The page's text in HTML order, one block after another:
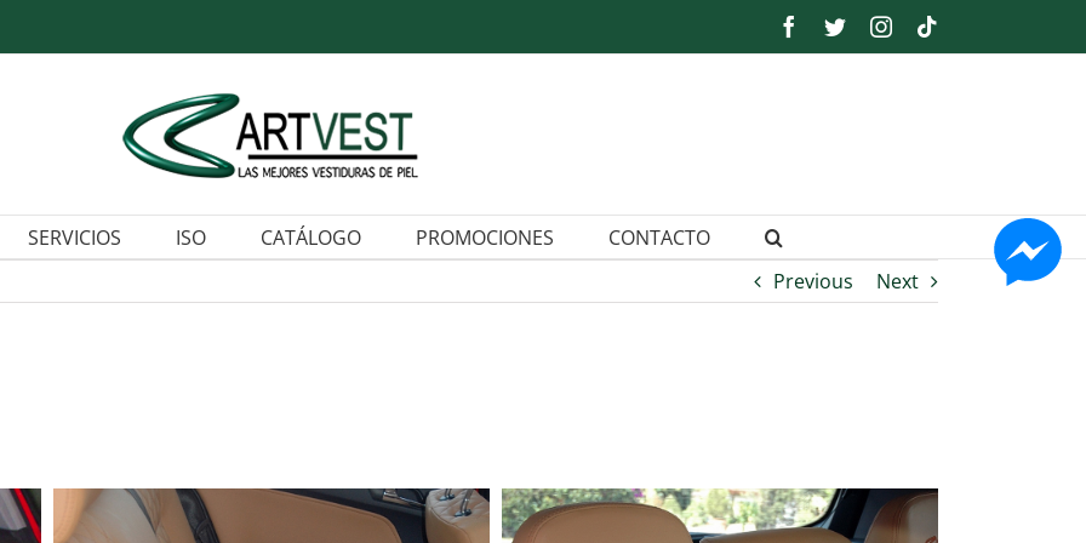
Facebook
TwitterInstagram
SERVICIOS ISO CATÁLOGO PROMOCIONES
CONTACTO
Previous
Next